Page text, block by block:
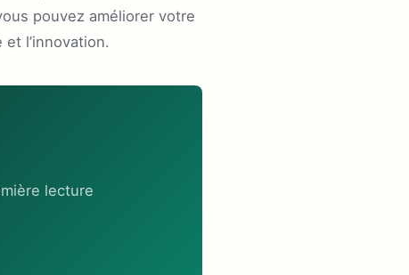
pouvez améliorer votre
l’innovation.
lecture